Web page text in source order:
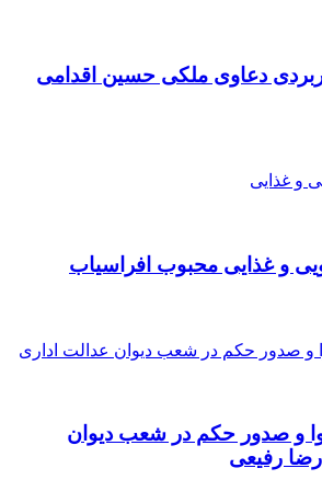
دعاوی ملکی حسین اقدامی
و غذایی محبوب افراسیاب
و صدور حکم در شعب دیوان
رفیعی